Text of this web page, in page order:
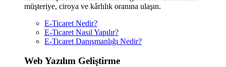
müşteriye, ciroya ve kârlılık oranına ulaşın.
E-Ticaret Nedir?
E-Ticaret Nasıl Yapılır?
E-Ticaret Danışmanlığı Nedir?
Web Yazılım Geliştirme